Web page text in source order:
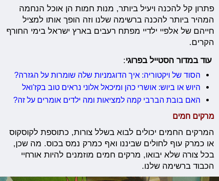
פתרון קל להכנה ויעיל ביותר, מנות חמות הן אוכל הנחמה
המהיר ביותר להכנה ברשימה שלנו וזה הופך אותו למציל
חייהם של אלפיי ילדיי מפתח רעבים בארץ ישראל בימי החורף
הקרים.
עוד במדור הסטייל בפרוגי:
הסוד של ויקטוריה: איך הדוגמניות שלה שומרות על הגזרה?
היוש או ביוש: אושרי כהן ומיכאל אלוני נראים טוב בקז'ואל
האם בובת הברבי קמה למציאות ומה ילדים אומרים על זה?
מרקים חמים
המרקים החמים יכולים לבוא בשלל צורות, כתוספת לקוסקוס
או כמרק עוף לחולים שביננו ואף כמרק נמס בכוס. מה שכן,
בכל צורה שלא יבואו, מרקים חמים מוזמנים להיות אורחיי
הכבוד ברשימה שלנו.